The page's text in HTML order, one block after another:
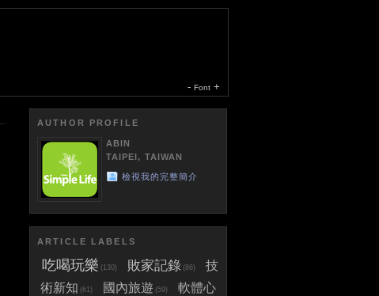
- Font +
AUTHOR PROFILE
ABIN
TAIPEI, TAIWAN
檢視我的完整簡介
ARTICLE LABELS
吃喝玩樂 (130) 敗家記錄 (86)
技
術新知 (61) 國內旅遊 (59)
軟體心